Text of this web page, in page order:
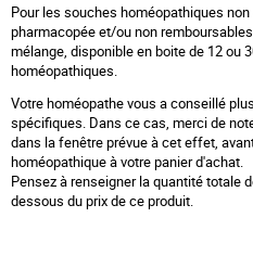
Pour les souches homéopathiques
pharmacopée et/ou non
mélange, disponible en boite de 12 ou
homéopathiques.
Votre homéopathe vous a conseillé
spécifiques. Dans ce cas, merci de
dans la fenêtre prévue à cet effet,
homéopathique à votre panier d'achat.
Pensez à renseigner la quantité totale
dessous du prix de ce produit.